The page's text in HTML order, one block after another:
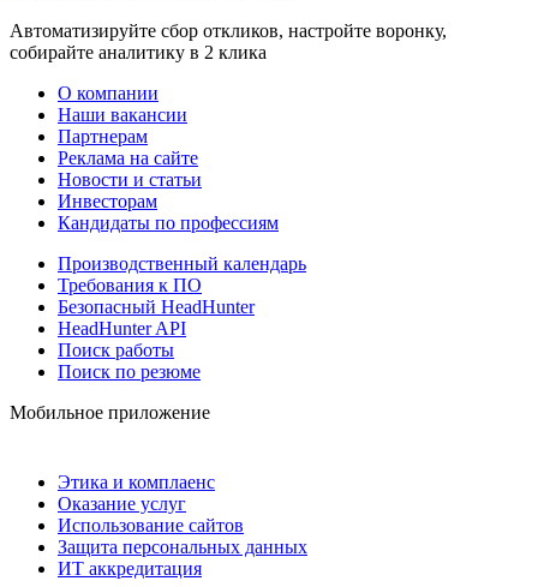
Автоматизируйте сбор откликов, настройте воронку,
собирайте аналитику в 2 клика
О компании
Наши вакансии
Партнерам
Реклама на сайте
Новости и статьи
Инвесторам
Кандидаты по профессиям
Производственный календарь
Требования к ПО
Безопасный HeadHunter
HeadHunter API
Поиск работы
Поиск по резюме
Мобильное приложение
Этика и комплаенс
Оказание услуг
Использование сайтов
Защита персональных данных
ИТ аккредитация